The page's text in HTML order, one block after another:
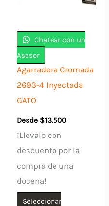
Chatear con un
Asesor
Agarradera Cromada
2693-4 Inyectada
GATO
Desde $13.500
¡Llevalo con
descuento por la
compra de una
docena!
Seleccionar